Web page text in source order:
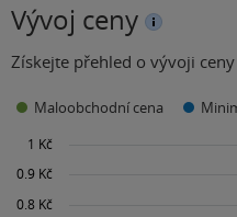
Vývoj ceny
Získejte přehled o vývoji
Maloobchodní cena